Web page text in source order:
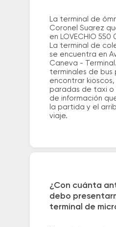
La terminal de
Coronel Suarez
en LOVECHIO 550
La terminal de
se encuentra en
Caneva -
terminales de bus
encontrar kioscos,
paradas de taxi o
de información
la partida y el
viaje.
¿Con cuánta
debo
terminal de